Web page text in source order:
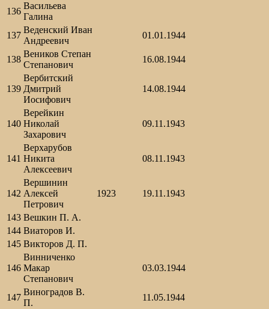
136
Васильева
Галина
137
Веденский Иван
Андреевич
01.01.1944
138
Веников Степан
Степанович
16.08.1944
139
Вербитский
Дмитрий
Иосифович
14.08.1944
140
Верейкин
Николай
Захарович
09.11.1943
141
Верхарубов
Никита
Алексеевич
08.11.1943
142
Вершинин
Алексей
Петрович
1923 19.11.1943
143 Вешкин П. А.
144 Виаторов И.
145 Викторов Д. П.
146
Винниченко
Макар
Степанович
03.03.1944
147
Виноградов В.
П.
11.05.1944